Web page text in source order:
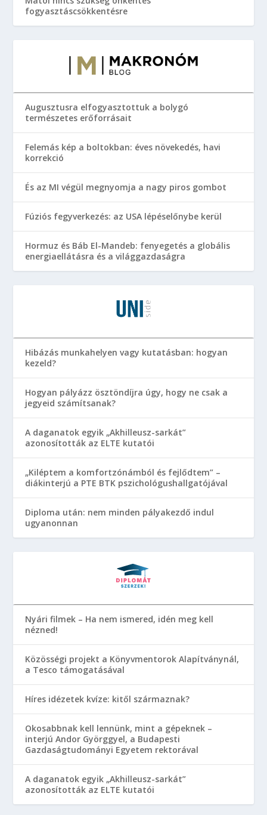
fogyasztáscsökkentésre
Augusztusra elfogyasztottuk a bolygó
természetes erőforrásait
Felemás kép a boltokban: éves növekedés, havi
korrekció
És az MI végül megnyomja a nagy piros gombot
Fúziós fegyverkezés: az USA lépéselőnybe kerül
Hormuz és Báb El-Mandeb: fenyegetés a globális
energiaellátásra és a világgazdaságra
Hibázás munkahelyen vagy kutatásban: hogyan
kezeld?
Hogyan pályázz ösztöndíjra úgy, hogy ne csak a
jegyeid számítsanak?
A daganatok egyik „Akhilleusz-sarkát”
azonosították az ELTE kutatói
„Kiléptem a komfortzónámból és fejlődtem” –
diákinterjú a PTE BTK pszichológushallgatójával
Diploma után: nem minden pályakezdő indul
ugyanonnan
Nyári filmek – Ha nem ismered, idén meg kell
nézned!
Közösségi projekt a Könyvmentorok Alapítványnál,
a Tesco támogatásával
Híres idézetek kvíze: kitől származnak?
Okosabbnak kell lennünk, mint a gépeknek –
interjú Andor Györggyel, a Budapesti
Gazdaságtudományi Egyetem rektorával
A daganatok egyik „Akhilleusz-sarkát”
azonosították az ELTE kutatói